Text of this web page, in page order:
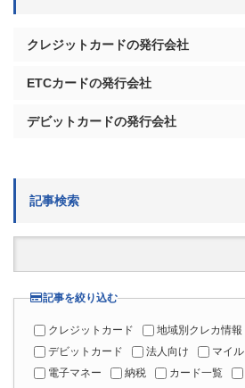
クレジットカードの発行会社
ETCカードの発行会社
デビットカードの発行会社
記事検索
検
記事を絞り込む
クレジットカード 地域別クレカ情報
デビットカード
法人向け マイル
電子マネー
納税 カード一覧